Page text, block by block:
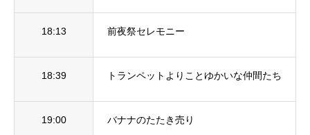
18:13 前夜祭セレモニー
18:39 トランペットよりことゆかいな仲間たち
19:00 バナナのたたき売り